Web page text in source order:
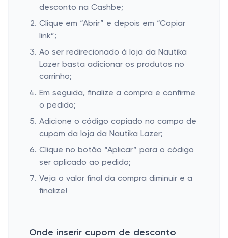
desconto na Cashbe;
Clique em “Abrir” e depois em “Copiar
link”;
Ao ser redirecionado à loja da Nautika
Lazer basta adicionar os produtos no
carrinho;
Em seguida, finalize a compra e confirme
o pedido;
Adicione o código copiado no campo de
cupom da loja da Nautika Lazer;
Clique no botão “Aplicar” para o código
ser aplicado ao pedido;
Veja o valor final da compra diminuir e a
finalize!
Onde inserir cupom de desconto